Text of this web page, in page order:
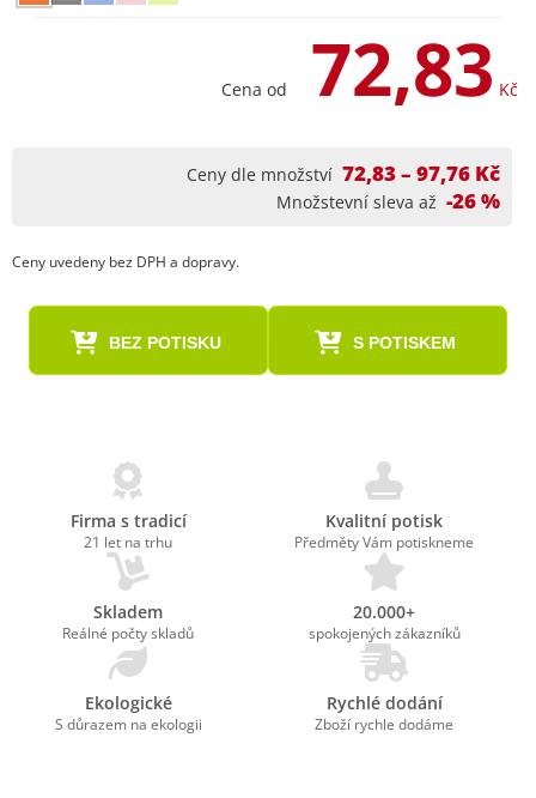
Cena od 72,83 Kč
Ceny dle množství 72,83 – 97,76 Kč
Množstevní sleva až -26 %
Ceny uvedeny bez DPH a dopravy.
BEZ POTISKU S POTISKEM
Firma s tradicí
21 let na trhu
Kvalitní potisk
Předměty Vám potiskneme
Skladem
Reálné počty skladů
20.000+
spokojených zákazníků
Ekologické
S důrazem na ekologii
Rychlé dodání
Zboží rychle dodáme